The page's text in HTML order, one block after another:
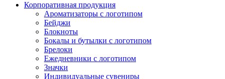
Корпоративная продукция
Ароматизаторы с логотипом
Бейджи
Блокноты
Бокалы и бутылки с логотипом
Брелоки
Ежедневники с логотипом
Значки
Индивидуальные сувениры